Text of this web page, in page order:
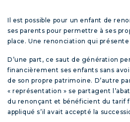
Il est possible pour un enfant de
ses parents pour permettre à ses
place. Une renonciation qui
D’une part, ce saut de génération
financièrement ses enfants sans
de son propre patrimoine. D’autre
« représentation » se partagent
du renonçant et bénéficient du tarif
appliqué s’il avait accepté la